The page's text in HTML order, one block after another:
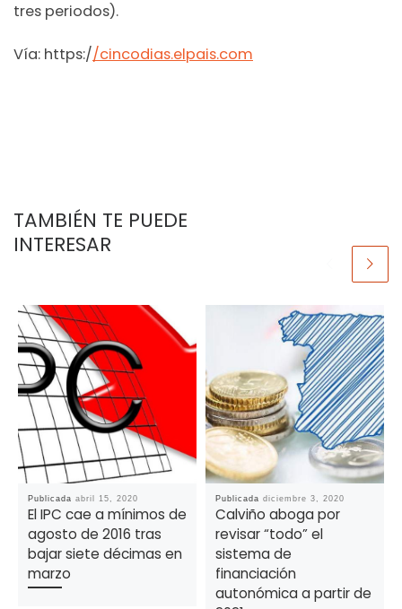
tres periodos).
Vía: https://cincodias.elpais.com
TAMBIÉN TE PUEDE
INTERESAR
Publicada abril 15, 2020
El IPC cae a mínimos de
agosto de 2016 tras
bajar siete décimas en
marzo
Publicada diciembre 3, 2020
Calviño aboga por
revisar “todo” el
sistema de
financiación
autonómica a partir de